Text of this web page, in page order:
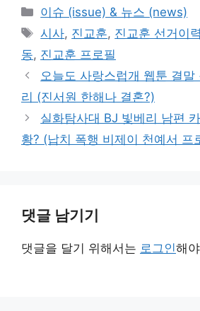
카
테
리
이슈 (issue) & 뉴스 (news)
태
그
시사, 진교훈, 진교훈 선거이력
동, 진교훈 프로필
오늘도 사랑스럽개 웹툰 결말
리 (진서원 한해나 결혼?)
실화탐사대 BJ 빛베리 남편
황? (납치 폭행 비제이 천예서 프
댓글 남기기
댓글을 달기 위해서는 로그인해